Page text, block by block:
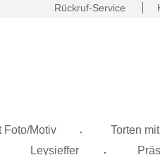
Rückruf-Service
Foto/Motiv . Torten
Leysieffer .